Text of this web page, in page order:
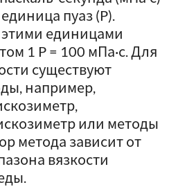
пуаз (P).
единицами
1 P = 100 мПа·с. Для
существуют
например,
или методы
метода зависит от
вязкости